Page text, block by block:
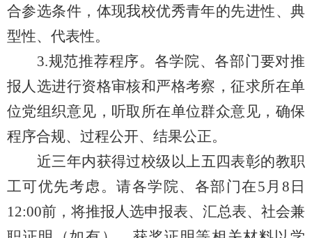
合参选条件，体现我校优秀青年的先进性、典
型性、代表性。
3.规范推荐程序。各学院、各部门要对推
报人选进行资格审核和严格考察，征求所在单
位党组织意见，听取所在单位群众意见，确保
程序合规、过程公开、结果公正。
近三年内获得过校级以上五四表彰的教职
工可优先考虑。请各学院、各部门在5月8 日
12:00前，将推报人选申报表、汇总表、社会兼